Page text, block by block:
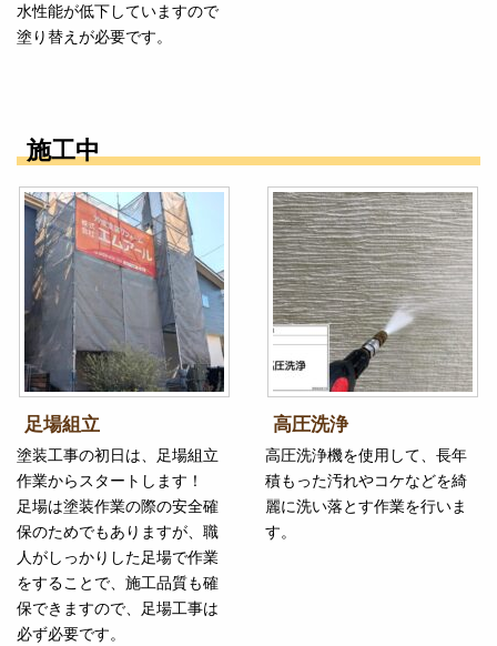
水性能が低下していますので
塗り替えが必要です。
施工中
足場組立
塗装工事の初日は、足場組立
作業からスタートします！
足場は塗装作業の際の安全確
保のためでもありますが、職
人がしっかりした足場で作業
をすることで、施工品質も確
保できますので、足場工事は
必ず必要です。
高圧洗浄
高圧洗浄機を使用して、長年
積もった汚れやコケなどを綺
麗に洗い落とす作業を行いま
す。